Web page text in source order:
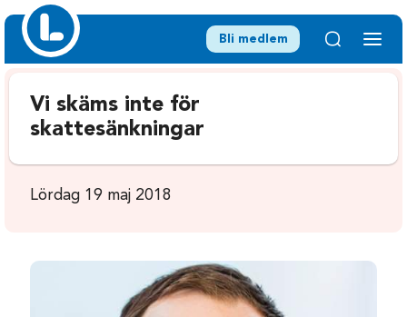
Bli medlem
Vi skäms inte för
skattesänkningar
Lördag 19 maj 2018